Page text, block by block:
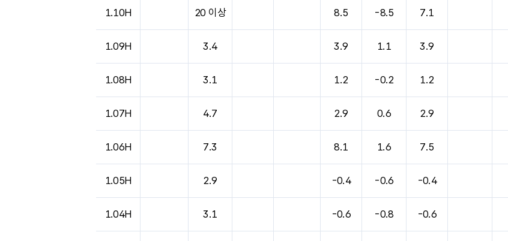
1.10H 20 이상 8.5 -8.5 7.1
1.09H 3.4 3.9 1.1 3.9
1.08H 3.1 1.2 -0.2 1.2
1.07H 4.7 2.9 0.6 2.9
1.06H 7.3 8.1 1.6 7.5
1.05H 2.9 -0.4 -0.6 -0.4
1.04H 3.1 -0.6 -0.8 -0.6